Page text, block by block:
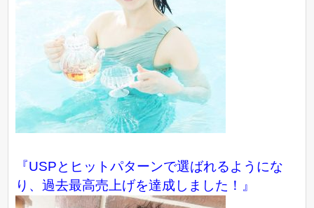
『USPとヒットパターンで選ばれるようにな
り、過去最高売上げを達成しました！』